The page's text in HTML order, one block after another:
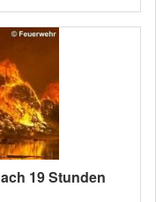
19 Stunden